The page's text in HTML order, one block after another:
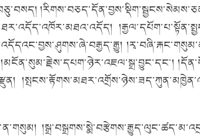
།མངོན་སུམ་རྗེས་དཔག་ཉེར་འཇལ་སྒྲ་བྱུང་དང༌།